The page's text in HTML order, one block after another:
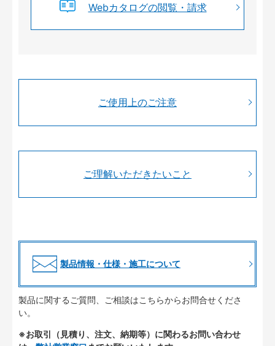
Webカタログの閲覧・請求
ご使用上のご注意
ご理解いただきたいこと
製品情報・仕様・施工について
製品に関するご質問、ご相談はこちらからお問合せくださ
い。
※お取引（見積り、注文、納期等）に関わるお問い合わせ